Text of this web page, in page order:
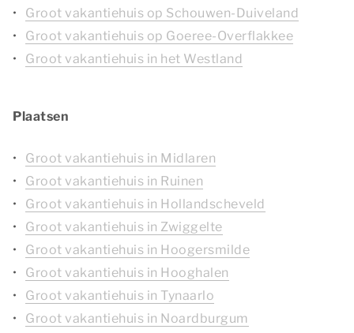
Groot vakantiehuis op Schouwen-Duiveland
Groot vakantiehuis op Goeree-Overflakkee
Groot vakantiehuis in het Westland
Plaatsen
Groot vakantiehuis in Midlaren
Groot vakantiehuis in Ruinen
Groot vakantiehuis in Hollandscheveld
Groot vakantiehuis in Zwiggelte
Groot vakantiehuis in Hoogersmilde
Groot vakantiehuis in Hooghalen
Groot vakantiehuis in Tynaarlo
Groot vakantiehuis in Noardburgum